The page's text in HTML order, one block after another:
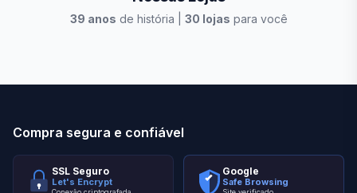
39 anos de história | 30 lojas para você
Compra segura e confiável
SSL Seguro
Let's Encrypt
Google
Safe Browsing